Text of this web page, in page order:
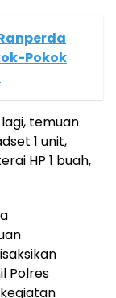
Pokok
temuan
1 unit,
HP 1 buah,
Polres